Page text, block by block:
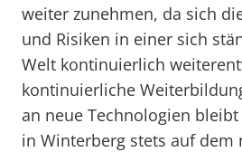
weiter zunehmen, da sich
und Risiken in einer sich
Welt kontinuierlich
kontinuierliche
an neue Technologien
in Winterberg stets auf dem